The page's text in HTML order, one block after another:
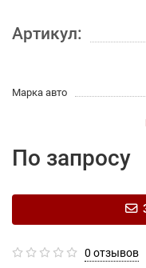
Артикул:
Марка авто
По запросу
0 отзывов